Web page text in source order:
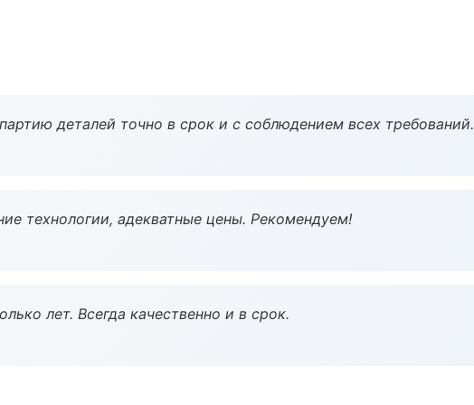
деталей точно в срок и с соблюдением всех требований.
технологии, адекватные цены. Рекомендуем!
лет. Всегда качественно и в срок.